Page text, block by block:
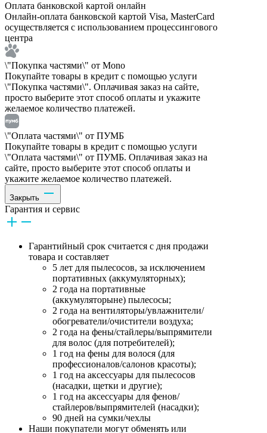
Оплата банковской картой онлайн
Онлайн-оплата банковской картой Visa, MasterCard
осуществляется с использованием процессингового
центра
\"Покупка частями\" от Mono
Покупайте товары в кредит с помощью услуги
\"Покупка частями\". Оплачивая заказ на сайте,
просто выберите этот способ оплаты и укажите
желаемое количество платежей.
\"Оплата частями\" от ПУМБ
Покупайте товары в кредит с помощью услуги
\"Оплата частями\" от ПУМБ. Оплачивая заказ на
сайте, просто выберите этот способ оплаты и
укажите желаемое количество платежей.
Закрыть
Гарантия и сервис
Гарантийный срок считается с дня продажи
товара и составляет
5 лет для пылесосов, за исключением
портативных (аккумуляторных);
2 года на портативные
(аккумуляторыне) пылесосы;
2 года на вентиляторы/увлажнители/
обогреватели/очистители воздуха;
2 года на фены/стайлеры/выпрямители
для волос (для потребителей);
1 год на фены для волося (для
профессионалов/салонов красоты);
1 год на аксессуары для пылесосов
(насадки, щетки и другие);
1 год на аксессуары для фенов/
стайлеров/выпрямителей (насадки);
90 дней на сумки/чехлы
Наши покупатели могут обменять или